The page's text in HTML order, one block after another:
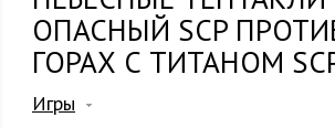
ОПАСНЫЙ SCP
ГОРАХ С ТИТАНОМ
Игры